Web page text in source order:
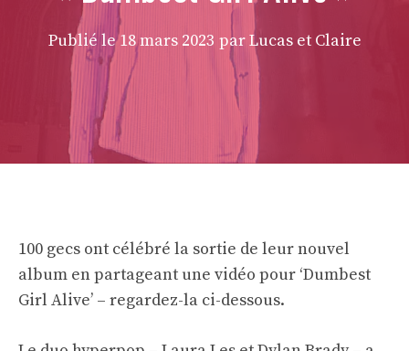
Publié le18 mars 2023 par Lucas et Claire
100 gecs ont célébré la sortie de leur nouvel
album en partageant une vidéo pour ‘Dumbest
Girl Alive’ – regardez-la ci-dessous.